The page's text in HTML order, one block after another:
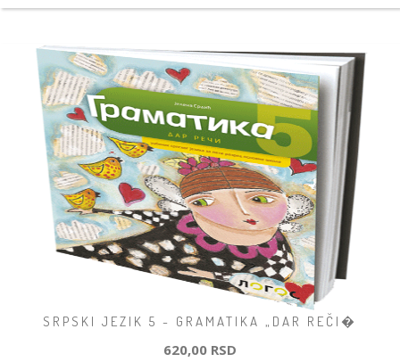
SRPSKI JEZIK 5 - GRAMATIKA „DAR REČI�
620,00 RSD